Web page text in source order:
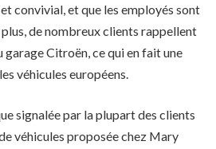
convivial, et que les employés sont
de nombreux clients rappellent
Citroën, ce qui en fait une
véhicules européens.
signalée par la plupart des clients
véhicules proposée chez Mary